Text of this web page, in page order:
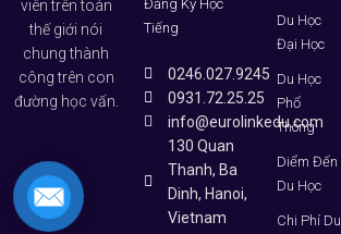
viên trên toàn
thế giới nói
chung thành
công trên con
đường học vấn.
Đăng Ký Học
Tiếng
0246.027.9245
0931.72.25.25
info@eurolinkedu.com
130 Quan
Thanh, Ba
Dinh, Hanoi,
Vietnam
Du Học
Đại Học
Du Học
Phổ
Thông
Diểm Đến
Du Học
Chi Phí Du